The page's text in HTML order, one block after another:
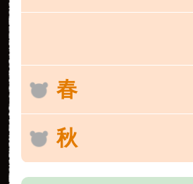
春
秋